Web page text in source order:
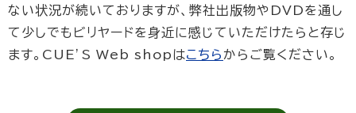
ない状況が続いておりますが、弊社出版物やDVDを通し
て少しでもビリヤードを身近に感じていただけたらと存じ
ます。CUE’S Web shopはこちら からご覧ください。